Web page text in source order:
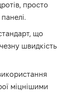
просто
що
швидкість
міцнішими